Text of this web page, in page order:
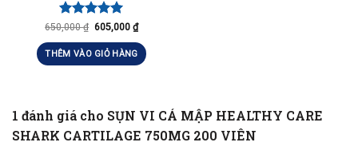
Được xếp
5 sao
650,000₫ 605,000 ₫
THÊM VÀO GIỎ HÀNG
1 đánh giá cho SỤN VI CÁ MẬP HEALTHY CARE
SHARK CARTILAGE 750MG 200 VIÊN